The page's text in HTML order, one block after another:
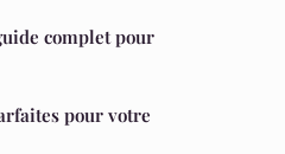
complet pour
pour votre